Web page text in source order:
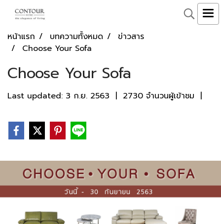
หน้าแรก บทความทั้งหมด
ข่าวสาร
Choose Your Sofa
Choose Your Sofa
Last updated: 3 ก.ย. 2563 | 2730 จำนวนผู้เข้าชม |